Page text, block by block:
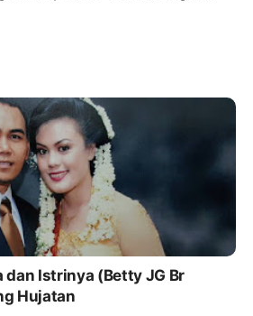
dan Istrinya (Betty JG Br
Hujatan